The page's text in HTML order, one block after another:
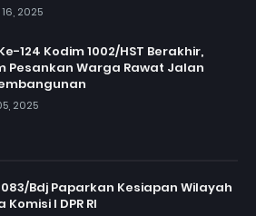
2025
124 Kodim 1002/HST Berakhir,
Pesankan Warga Rawat Jalan
2025
Bdj Paparkan Kesiapan Wilayah
I DPR RI